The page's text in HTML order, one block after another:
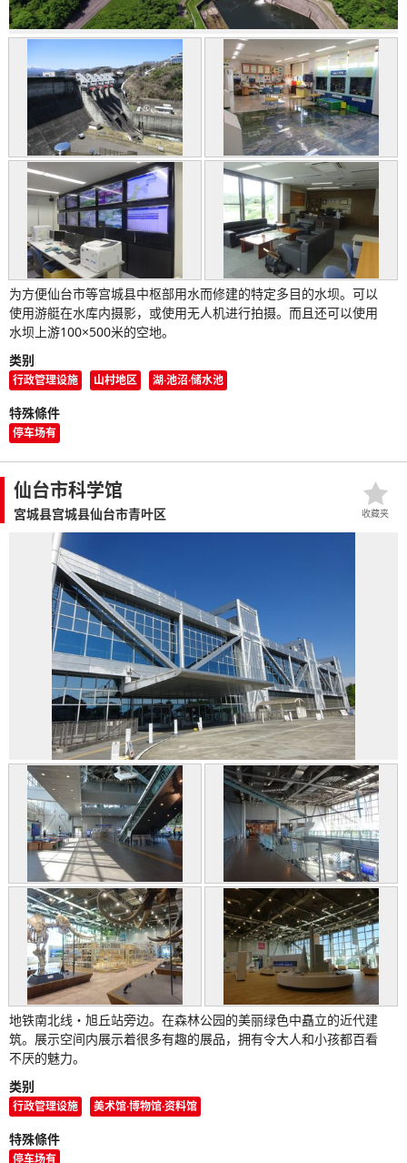
为方便仙台市等宫城县中枢部用水而修建的特定多目的水坝。可以
使用游艇在水库内摄影，或使用无人机进行拍摄。而且还可以使用
水坝上游100×500米的空地。
类别
行政管理设施 山村地区 湖·池沼·储水池
特殊條件
停车场有
仙台市科学馆
宮城县宫城县仙台市青叶区
地铁南北线・旭丘站旁边。在森林公园的美丽绿色中矗立的近代建
筑。展示空间内展示着很多有趣的展品，拥有令大人和小孩都百看
不厌的魅力。
类别
行政管理设施 美术馆·博物馆·资料馆
特殊條件
停车场有
收藏夹